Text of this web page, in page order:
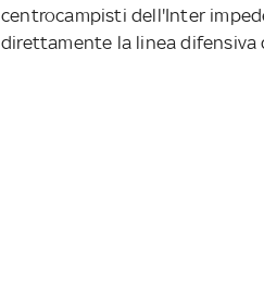
centrocampisti dell'Inter
direttamente la linea difensiva